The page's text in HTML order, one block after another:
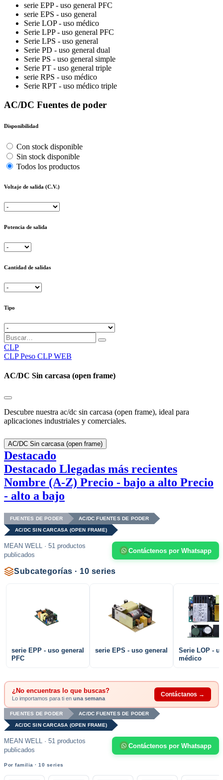
serie EPP - uso general PFC
serie EPS - uso general
Serie LOP - uso médico
Serie LPP - uso general PFC
Serie LPS - uso general
Serie PD - uso general dual
Serie PS - uso general simple
Serie PT - uso general triple
serie RPS - uso médico
Serie RPT - uso médico triple
AC/DC Fuentes de poder
Disponibilidad
Con stock disponible
Sin stock disponible
Todos los productos
Voltaje de salida (C.V.)
Potencia de salida
Cantidad de salidas
Tipo
CLP
CLP Peso CLP WEB
AC/DC Sin carcasa (open frame)
Descubre nuestra ac/dc sin carcasa (open frame), ideal para
aplicaciones industriales y comerciales.
AC/DC Sin carcasa (open frame)
Destacado
Destacado Llegadas más recientes
Nombre (A-Z) Precio - bajo a alto Precio
- alto a bajo
FUENTES DE PODER AC/DC FUENTES DE PODER
AC/DC SIN CARCASA (OPEN FRAME)
MEAN WELL · 51 productos
publicados
Contáctenos por Whatsapp
Subcategorías · 10 series
serie EPP - uso general
PFC
serie EPS - uso general
Serie LOP -
médico
¿No encuentras lo que buscas?
Lo importamos para ti en una semana
Contáctanos →
FUENTES DE PODER AC/DC FUENTES DE PODER
AC/DC SIN CARCASA (OPEN FRAME)
MEAN WELL · 51 productos
publicados
Contáctenos por Whatsapp
Por familia · 10 series